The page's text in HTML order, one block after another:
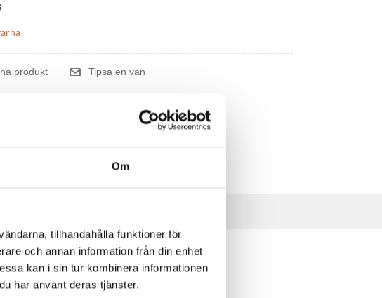
Om
tillhandahålla funktioner för
och annan information från din enhet
kan i sin tur kombinera informationen
har använt deras tjänster.